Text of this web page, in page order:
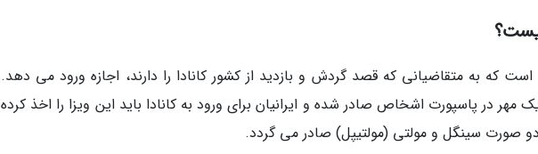
است که به متقاضیانی که قصد گردش و بازدید از کشور کانادا را دارند، اجازه ورود می دهد.
مهر در پاسپورت اشخاص صادر شده و ایرانیان برای ورود به کانادا باید این ویزا را اخذ کرده
دو صورت سینگل و مولتی (مولتیپل) صادر می گردد.